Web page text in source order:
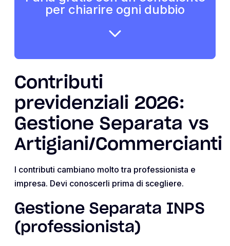
per chiarire ogni dubbio
Contributi
previdenziali 2026:
Gestione Separata vs
Artigiani/Commercianti
I contributi cambiano molto tra professionista e
impresa. Devi conoscerli prima di scegliere.
Gestione Separata INPS
(professionista)